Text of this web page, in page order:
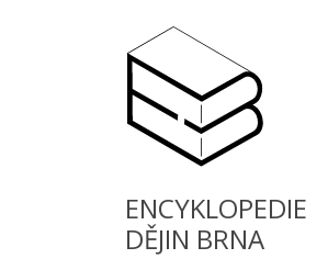
ENCYKLOPEDIE
DĚJIN BRNA